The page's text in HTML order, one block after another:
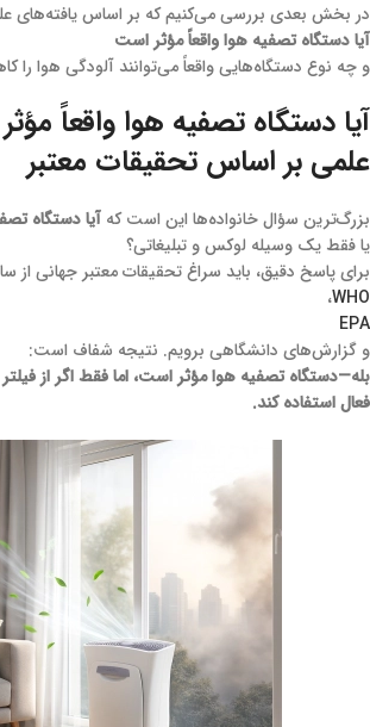
در بخش بعدی بررسی می‌کنیم که بر اساس یافته‌های
آیا دستگاه تصفیه هوا واقعاً مؤثر است
و چه نوع دستگاه‌هایی واقعاً می‌توانند آلودگی هوا را
آیا دستگاه تصفیه هوا واقعاً
علمی بر اساس تحقیقات معتبر
بزرگ‌ترین سؤال خانواده‌ها این است که آیا دستگاه
یا فقط یک وسیله لوکس و تبلیغاتی؟
برای پاسخ دقیق، باید سراغ تحقیقات معتبر جهانی از
WHO،
EPA
و گزارش‌های دانشگاهی برویم. نتیجه شفاف است:
فعال استفاده کند.